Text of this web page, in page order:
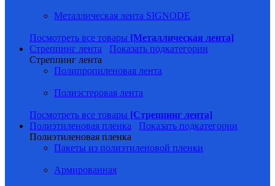
Металлическая лента SIGNODE
Посмотреть все товары [Металлическая лента]
Стреппинг лента
Показать подкатегории
Стреппинг лента
Полипропиленовая лента
Полиэстеровая лента
Посмотреть все товары [Стреппинг лента]
Полиэтиленовая пленка
Показать подкатегории
Полиэтиленовая пленка
Пакеты из полиэтиленовой пленки
Армированная